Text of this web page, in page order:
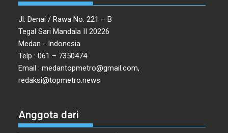
Jl. Denai / Rawa No. 221 – B
Tegal Sari Mandala II 20226
Medan - Indonesia
Telp : 061 – 7350474
Email : medantopmetro@gmail.com,
redaksi@topmetro.news
Anggota dari